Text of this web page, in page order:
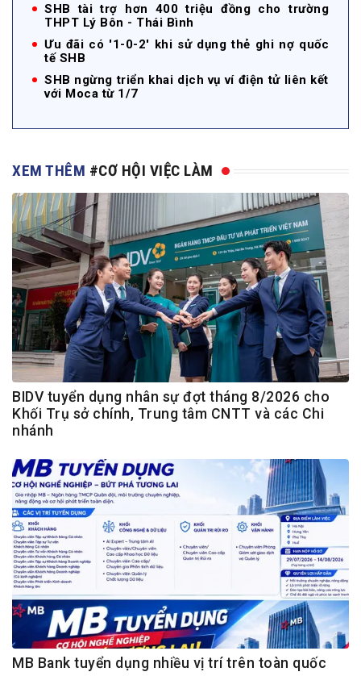
SHB tài trợ hơn 400 triệu đồng cho trường
THPT Lý Bôn - Thái Bình
Ưu đãi có '1-0-2' khi sử dụng thẻ ghi nợ quốc
tế SHB
SHB ngừng triển khai dịch vụ ví điện tử liên kết
với Moca từ 1/7
XEM THÊM #CƠ HỘI VIỆC LÀM
BIDV tuyển dụng nhân sự đợt tháng 8/2026 cho
Khối Trụ sở chính, Trung tâm CNTT và các Chi
nhánh
MB Bank tuyển dụng nhiều vị trí trên toàn quốc